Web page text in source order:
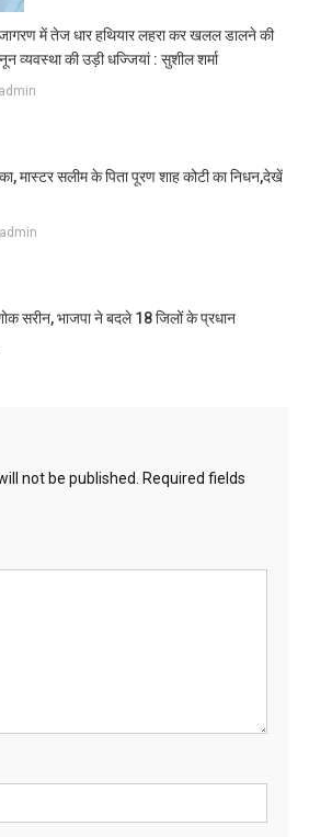
के जागरण में तेज धार हथियार लहरा कर खलल डालने की
व्यवस्था की उड़ी धज्जियां : सुशील शर्मा
admin
मास्टर सलीम के पिता पूरण शाह कोटी का निधन,देखें
admin
सरीन, भाजपा ने बदले 18 जिलों के प्रधान
not be published. Required fields